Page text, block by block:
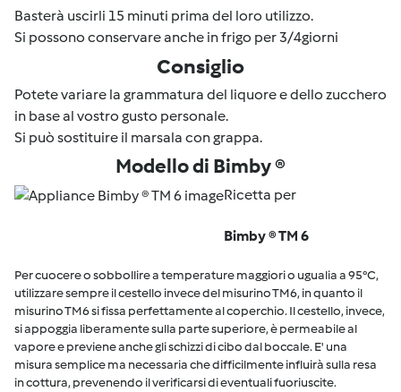
Basterà uscirli 15 minuti prima del loro utilizzo.
Si possono conservare anche in frigo per 3/4giorni
Consiglio
Potete variare la grammatura del liquore e dello zucchero
in base al vostro gusto personale.
Si può sostituire il marsala con grappa.
Modello di Bimby ®
Ricetta per
Bimby ® TM 6
Per cuocere o sobbollire a temperature maggiori o ugualia a 95°C,
utilizzare sempre il cestello invece del misurino TM6, in quanto il
misurino TM6 si fissa perfettamente al coperchio. Il cestello, invece,
si appoggia liberamente sulla parte superiore, è permeabile al
vapore e previene anche gli schizzi di cibo dal boccale. E' una
misura semplice ma necessaria che difficilmente influirà sulla resa
in cottura, prevenendo il verificarsi di eventuali fuoriuscite.